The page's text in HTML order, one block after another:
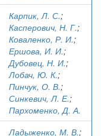
Карпик, Л. С.;
Касперович, Н. Г.;
Коваленко, Р. И.;
Ершова, И. И.;
Дубовец, Н. И.;
Лобач, Ю. К.;
Пинчук, О. В.;
Синкевич, Л. Е.;
Пархоменко, Д. А.
Ладыженко, М. В.;